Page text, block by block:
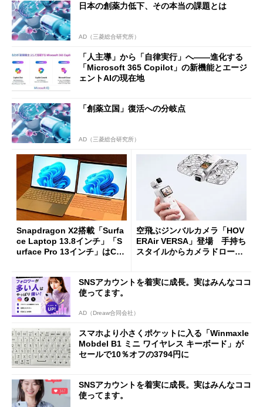
日本の創薬力低下、その本当の課題とは
AD（三菱総合研究所）
「人主導」から「自律実行」へ――進化する
「Microsoft 365 Copilot」の新機能とエージ
ェントAIの現在地
「創薬立国」復活への分岐点
AD（三菱総合研究所）
Snapdragon X2搭載「Surfa
ce Laptop 13.8インチ」「S
urface Pro 13インチ」はCop
た
空飛ぶジンバルカメラ「HOV
ERAir VERSA」登場 手持ち
スタイルからカメラドローン
SNSアカウントを着実に成長。実はみんなココ
使ってます。
AD（Dreaw合同会社）
スマホより小さくポケットに入る「Winmaxle
Mobdel B1 ミニ ワイヤレス キーボード」が
セールで10％オフの3794円に
SNSアカウントを着実に成長。実はみんなココ
使ってます。